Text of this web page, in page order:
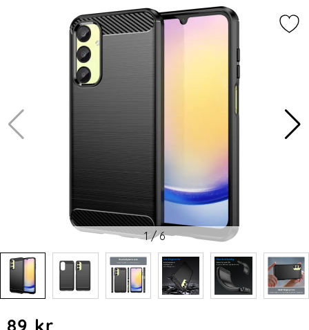
1/6
pris
89 kr